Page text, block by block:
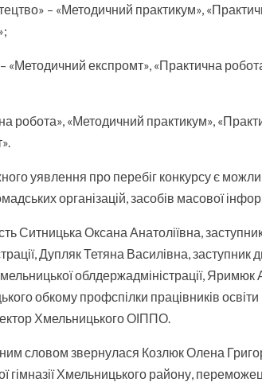
– «Методичний практикум»,
«Методичний експромт», «Практична
робота», «Методичний практикум»,
уявлення про перебіг конкурсу є
організацій, засобів масової
Ситницька Оксана Анатоліївна,
Дупляк Тетяна Василівна, заступник
облдержадміністрації, Яримюк
обкому профспілки працівників освіти
Хмельницького ОІППО.
словом звернулася Козлюк Олена
гімназії Хмельницького району,